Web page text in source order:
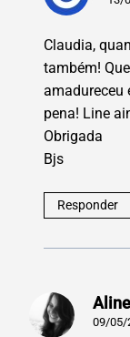
Claudia,
também!
amadureceu
pena! Line
Obrigada
Bjs
Responder
09/05/